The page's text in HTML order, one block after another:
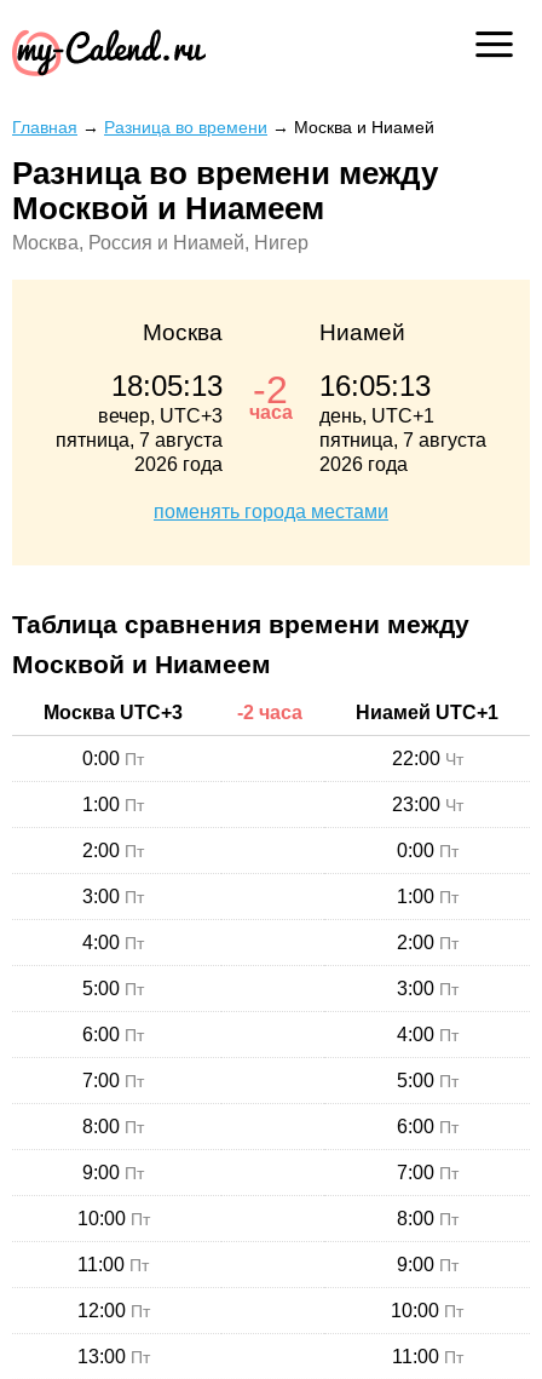
Главная → Разница во времени → Москва и Ниамей
Разница во времени между
Москвой и Ниамеем
Москва, Россия и Ниамей, Нигер
Москва Ниамей
18:05:14
вечер, UTC+3
пятница, 7 августа
2026 года
-2
часа
16:05:14
день, UTC+1
пятница, 7 августа
2026 года
поменять города местами
Таблица сравнения времени между
Москвой и Ниамеем
Москва UTC+3 -2 часа Ниамей UTC+1
0:00 Пт 22:00 Чт
1:00 Пт 23:00 Чт
2:00 Пт 0:00 Пт
3:00 Пт 1:00 Пт
4:00 Пт 2:00 Пт
5:00 Пт 3:00 Пт
6:00 Пт 4:00 Пт
7:00 Пт 5:00 Пт
8:00 Пт 6:00 Пт
9:00 Пт 7:00 Пт
10:00 Пт 8:00 Пт
11:00 Пт 9:00 Пт
12:00 Пт 10:00 Пт
13:00 Пт 11:00 Пт